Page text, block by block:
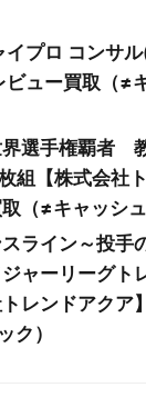
イプロ コンサ
ビュー買取（≠
界選手権覇者
【株式会社
（≠キャッシュ
ライン～投手
ジャーリーグ
レンドアクア
ク）